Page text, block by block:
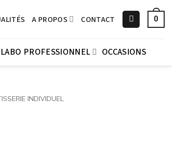
A PROPOS CONTACT 0
LABO PROFESSIONNEL OCCASIONS
INDIVIDUEL